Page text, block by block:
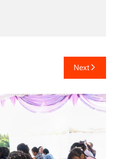
Next